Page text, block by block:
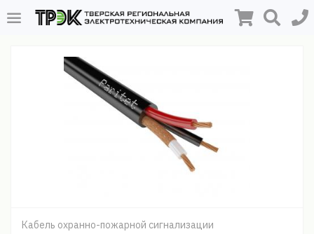
Кабель охранно-пожарной сигнализации